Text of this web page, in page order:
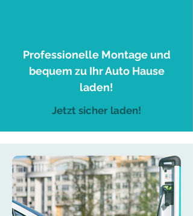
Professionelle Montage und
bequem zu Ihr Auto Hause
laden!
Jetzt sicher laden!